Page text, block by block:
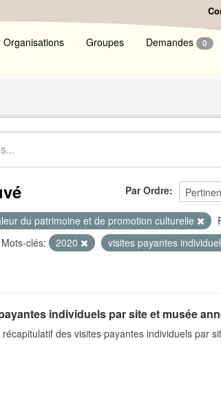
Organisations Groupes Demandes 0
Par Ordre
du patrimoine et de promotion culturelle
Mots-clés: 2020
visites payantes
individuels par site et musée
des visites payantes individuels par